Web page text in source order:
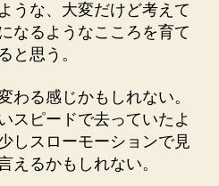
うな、大変だけど考えて
なるようなこころを育て
と思う。
わる感じかもしれない。
スピードで去っていたよ
しスローモーションで見
えるかもしれない。